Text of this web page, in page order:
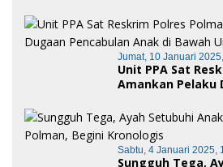
Awal Tahun 2025
Jumat, 10 Januari
Unit PPA Sat
Amankan Pelaku
Sabtu, 4 Januari 2025,
Sungguh Tega,